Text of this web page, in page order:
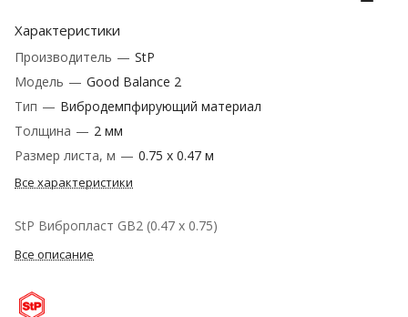
Характеристики
Производитель — StP
Модель — Good Balance 2
Тип — Вибродемпфирующий материал
Толщина — 2 мм
Размер листа, м — 0.75 х 0.47 м
Все характеристики
StP Вибропласт GB2 (0.47 х 0.75)
Все описание